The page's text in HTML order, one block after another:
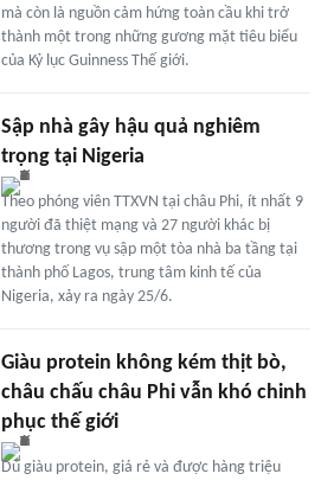
mà còn là nguồn cảm hứng toàn cầu khi trở
thành một trong những gương mặt tiêu biểu
của Kỷ lục Guinness Thế giới.
Sập nhà gây hậu quả nghiêm
trọng tại Nigeria
Theo phóng viên TTXVN tại châu Phi, ít nhất 9
người đã thiệt mạng và 27 người khác bị
thương trong vụ sập một tòa nhà ba tầng tại
thành phố Lagos, trung tâm kinh tế của
Nigeria, xảy ra ngày 25/6.
Giàu protein không kém thịt bò,
châu chấu châu Phi vẫn khó chinh
phục thế giới
Dù giàu protein, giá rẻ và được hàng triệu